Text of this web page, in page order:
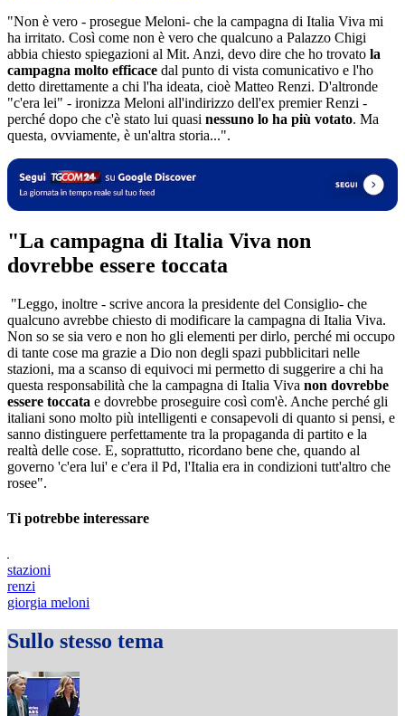
"Non è vero - prosegue Meloni- che la campagna di Italia Viva mi
ha irritato. Così come non è vero che qualcuno a Palazzo Chigi
abbia chiesto spiegazioni al Mit. Anzi, devo dire che ho trovato la
campagna molto efficace dal punto di vista comunicativo e l'ho
detto direttamente a chi l'ha ideata, cioè Matteo Renzi. D'altronde
"c'era lei" - ironizza Meloni all'indirizzo dell'ex premier Renzi -
perché dopo che c'è stato lui quasi nessuno lo ha più votato. Ma
questa, ovviamente, è un'altra storia...".
"La campagna di Italia Viva non
dovrebbe essere toccata
"Leggo, inoltre - scrive ancora la presidente del Consiglio- che
qualcuno avrebbe chiesto di modificare la campagna di Italia Viva.
Non so se sia vero e non ho gli elementi per dirlo, perché mi occupo
di tante cose ma grazie a Dio non degli spazi pubblicitari nelle
stazioni, ma a scanso di equivoci mi permetto di suggerire a chi ha
questa responsabilità che la campagna di Italia Viva non dovrebbe
essere toccata e dovrebbe proseguire così com'è. Anche perché gli
italiani sono molto più intelligenti e consapevoli di quanto si pensi, e
sanno distinguere perfettamente tra la propaganda di partito e la
realtà delle cose. E, soprattutto, ricordano bene che, quando al
governo 'c'era lui' e c'era il Pd, l'Italia era in condizioni tutt'altro che
rosee".
Ti potrebbe interessare
stazioni
renzi
giorgia meloni
Sullo stesso tema